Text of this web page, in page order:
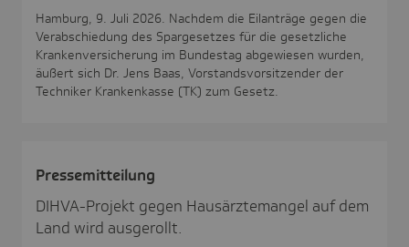
Hamburg, 9. Juli 2026. Nachdem die Eilanträge gegen die
Verabschiedung des Spargesetzes für die gesetzliche
Krankenversicherung im Bundestag abgewiesen wurden,
äußert sich Dr. Jens Baas, Vorstandsvorsitzender der
Techniker Krankenkasse (TK) zum Gesetz.
Pres­se­mit­tei­lung
DIHVA-Projekt gegen Hausärztemangel auf dem
Land wird ausgerollt.